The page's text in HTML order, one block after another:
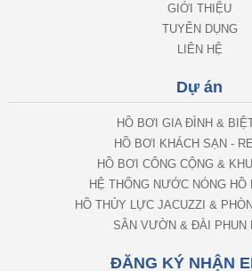
GIỚI THIỆU
TUYỂN DỤNG
LIÊN HỆ
Dự án
HỒ BƠI GIA ĐÌNH &
HỒ BƠI KHÁCH SẠN -
HỒ BƠI CÔNG CỘNG &
HỆ THỐNG NƯỚC NÓNG
HỒ THỦY LỰC JACUZZI &
SÂN VƯỜN & ĐÀI PHUN
ĐĂNG KÝ NHẬN